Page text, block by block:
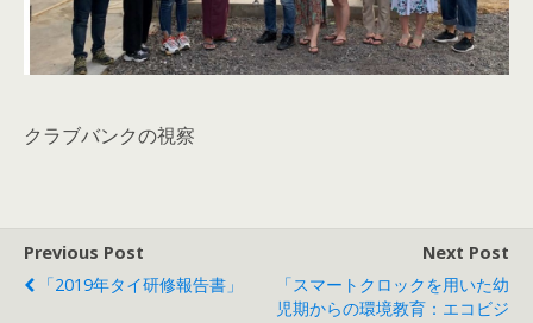
クラブバンクの視察
Previous Post
「2019年タイ研修報告書」
Next Post
「スマートクロックを用いた幼
児期からの環境教育：エコビジ